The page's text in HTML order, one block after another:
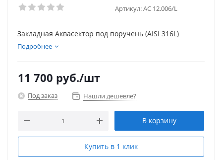
Артикул:АС 12.006/L
Закладная Аквасектор под поручень (AISI 316L)
Подробнее
11 700 руб./шт
Под заказ Нашли дешевле?
В корзину
Купить в 1 клик